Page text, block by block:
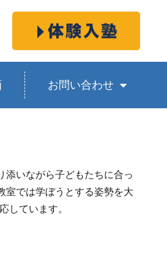
お問い合わせ
添いながら子どもたちに合っ
室では学ぼうとする姿勢を大
しています。